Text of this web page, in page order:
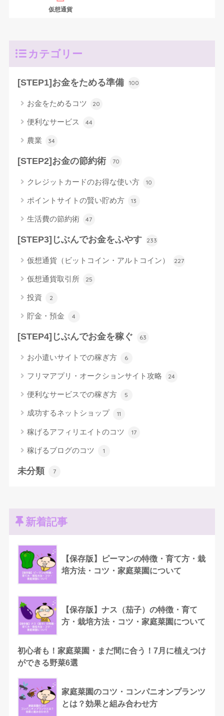
仮想通貨
カテゴリー
[STEP1]お金をためる準備 100
お金をためるコツ 20
便利なサービス 44
農業 34
[STEP2]お金の節約術 70
クレジットカードのお得な使い方 10
ポイントサイトの賢い貯め方 13
生活費の節約術 47
[STEP3]じぶんでお金をふやす 233
仮想通貨（ビットコイン・アルトコイン） 227
仮想通貨取引所 25
投資 2
貯金・預金 4
[STEP4]じぶんでお金を稼ぐ 63
お小遣いサイトでの稼ぎ方 6
フリマアプリ・オークションサイト攻略 24
便利なサービスでの稼ぎ方 5
成功するネットショップ 11
稼げるアフィリエイトのコツ 17
稼げるブログのコツ 1
未分類 7
新着記事
【保存版】ピーマンの特徴・育て方・栽
培方法・コツ・家庭菜園について
【保存版】ナス（茄子）の特徴・育て
方・栽培方法・コツ・家庭菜園について
初心者も！家庭菜園・まだ間に合う！7月に植えつけ
ができる野菜6選
家庭菜園のコツ・コンパニオンプランツ
とは？効果と組み合わせ方